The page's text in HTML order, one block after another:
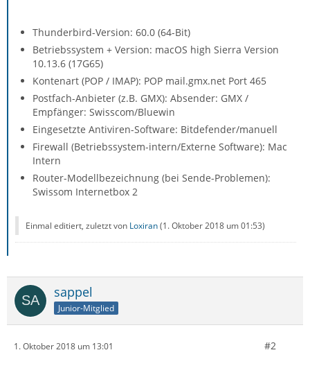
Thunderbird-Version: 60.0 (64-Bit)
Betriebssystem + Version: macOS high Sierra Version
10.13.6 (17G65)
Kontenart (POP / IMAP): POP mail.gmx.net Port 465
Postfach-Anbieter (z.B. GMX): Absender: GMX /
Empfänger: Swisscom/Bluewin
Eingesetzte Antiviren-Software: Bitdefender/manuell
Firewall (Betriebssystem-intern/Externe Software): Mac
Intern
Router-Modellbezeichnung (bei Sende-Problemen):
Swissom Internetbox 2
Einmal editiert, zuletzt von Loxiran(1. Oktober 2018 um 01:53)
sappel
Junior-Mitglied
1. Oktober 2018 um 13:01 #2